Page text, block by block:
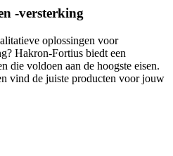
-versterking
oplossingen voor
Hakron-Fortius biedt een
die voldoen aan de hoogste eisen.
vind de juiste producten voor jouw